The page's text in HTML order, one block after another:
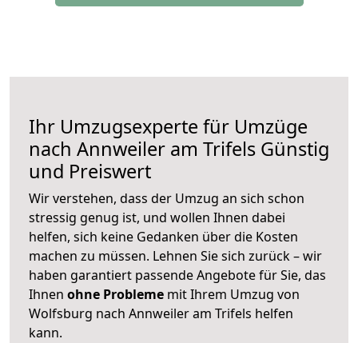
Ihr Umzugsexperte für Umzüge
nach Annweiler am Trifels Günstig
und Preiswert
Wir verstehen, dass der Umzug an sich schon
stressig genug ist, und wollen Ihnen dabei
helfen, sich keine Gedanken über die Kosten
machen zu müssen. Lehnen Sie sich zurück – wir
haben garantiert passende Angebote für Sie, das
Ihnen ohne Probleme mit Ihrem Umzug von
Wolfsburg nach Annweiler am Trifels helfen
kann.